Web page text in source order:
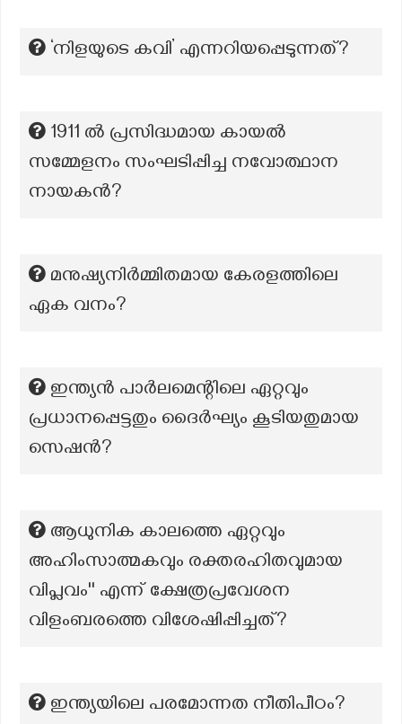
‘നിളയുടെ കവി’ എന്നറിയപ്പെടുന്നത്?
1911 ൽ പ്രസിദ്ധമായ കായൽ
സമ്മേളനം സംഘടിപ്പിച്ച നവോത്ഥാന
നായകൻ?
മനുഷ്യനിർമ്മിതമായ കേരളത്തിലെ
ഏക വനം?
ഇന്ത്യൻ പാർലമെന്റിലെ ഏറ്റവും
പ്രധാനപ്പെട്ടതും ദൈർഘ്യം കൂടിയതുമായ
സെഷൻ?
ആധുനിക കാലത്തെ ഏറ്റവും
അഹിംസാത്മകവും രക്തരഹിതവുമായ
വിപ്ലവം'' എന്ന് ക്ഷേത്രപ്രവേശന
വിളംബരത്തെ വിശേഷിപ്പിച്ചത്?
ഇന്ത്യയിലെ പരമോന്നത നീതിപീഠം?